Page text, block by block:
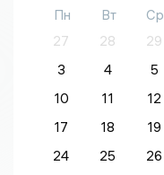
Пн Вт Ср
27
28 29
3
4 5
10
11 12
17
18 19
24
25 26